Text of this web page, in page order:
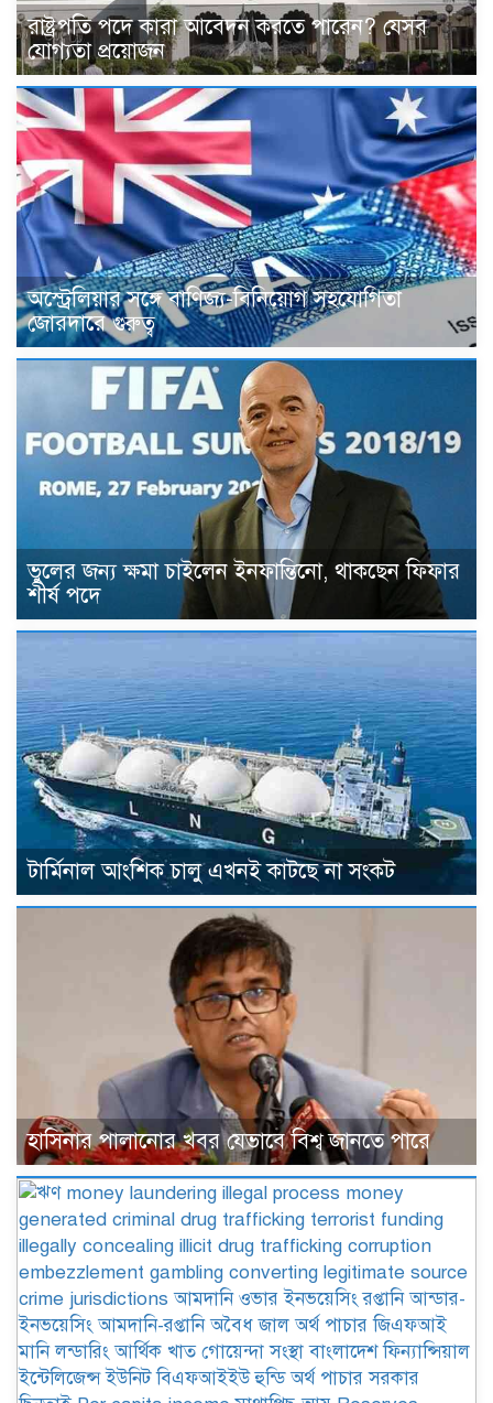
রাষ্ট্রপতি পদে কারা আবেদন করতে পারেন? যেসব
যোগ্যতা প্রয়োজন
অস্ট্রেলিয়ার সঙ্গে বাণিজ্য-বিনিয়োগ সহযোগিতা
জোরদারে গুরুত্ব
ভুলের জন্য ক্ষমা চাইলেন ইনফান্তিনো, থাকছেন ফিফার
শীর্ষ পদে
টার্মিনাল আংশিক চালু এখনই কাটছে না সংকট
হাসিনার পালানোর খবর যেভাবে বিশ্ব জানতে পারে